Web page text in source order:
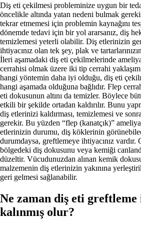
Diş eti çekilmesi probleminize uygun bir
öncelikle altında yatan nedeni bulmak
tekrar etmemesi için problemin kaynağını
dönemde tedavi için bir yol ararsanız, diş
temizlemesi yeterli olabilir. Diş etlerinizin
ihtiyacınız olan tek şey, plak ve
İleri aşamadaki diş eti çekilmelerinde
cerrahisi olmak üzere iki tip cerrahi
hangi yöntemin daha iyi olduğu, diş eti
hangi aşamada olduğuna bağlıdır. Flep
eti dokusunun altını da temizler. Böylece
etkili bir şekilde ortadan kaldırılır. Bunu
diş etlerinizi kaldırması, temizlemesi ve
gerekir. Bu yüzden “flep (kanatçık)”
etlerinizin durumu, diş köklerinin
durumdaysa, greftlemeye ihtiyacınız
bölgedeki diş dokusunu veya kemiği
düzeltir. Vücudunuzdan alınan kemik
malzemenin diş etlerinizin yakınına
geri gelmesi sağlanabilir.
Ne zaman diş eti greftleme
kalınmış olur?